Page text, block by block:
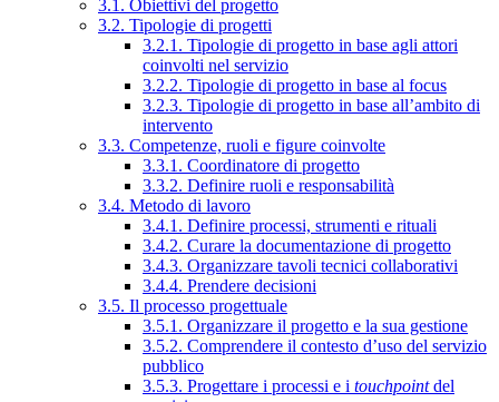
3.1. Obiettivi del progetto
3.2. Tipologie di progetti
3.2.1. Tipologie di progetto in base agli attori
coinvolti nel servizio
3.2.2. Tipologie di progetto in base al focus
3.2.3. Tipologie di progetto in base all’ambito di
intervento
3.3. Competenze, ruoli e figure coinvolte
3.3.1. Coordinatore di progetto
3.3.2. Definire ruoli e responsabilità
3.4. Metodo di lavoro
3.4.1. Definire processi, strumenti e rituali
3.4.2. Curare la documentazione di progetto
3.4.3. Organizzare tavoli tecnici collaborativi
3.4.4. Prendere decisioni
3.5. Il processo progettuale
3.5.1. Organizzare il progetto e la sua gestione
3.5.2. Comprendere il contesto d’uso del servizio
pubblico
3.5.3. Progettare i processi e i touchpointdel